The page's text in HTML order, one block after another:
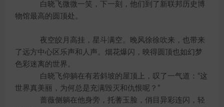
白晓飞微微一笑，下一刻，他们到了新联邦历史博
物馆最高的圆顶处。
夜空皎月高挂，星斗满空。晚风徐徐吹来，也带来
了远方中心区乐声和人声。烟花爆闪，映得圆顶也如幻梦
色彩迷离的世界。
白晓飞仰躺在有若斜坡的屋顶上，叹了一气道：“这
世界真美丽，为何总是充满毁灭和仇恨呢？”
蔷薇侧躺在他身旁，托蓍玉脸，俏目异彩连闪，轻